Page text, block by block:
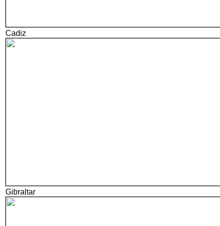
Cadiz
Gibraltar